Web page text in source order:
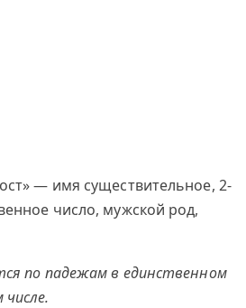
— имя существительное, 2-
число, мужской род,
по падежам в единственном